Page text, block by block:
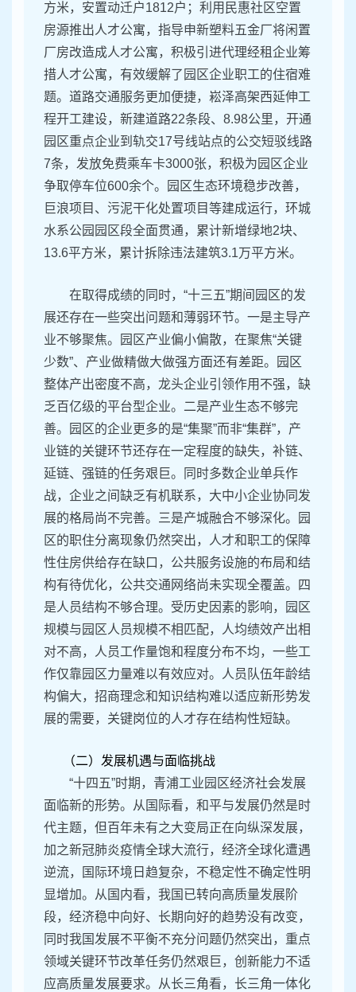
方米，安置动迁户1812户；利用民惠社区空置
房源推出人才公寓，指导申新塑料五金厂将闲置
厂房改造成人才公寓，积极引进代理经租企业筹
措人才公寓，有效缓解了园区企业职工的住宿难
题。道路交通服务更加便捷，崧泽高架西延伸工
程开工建设，新建道路22条段、8.98公里，开通
园区重点企业到轨交17号线站点的公交短驳线路
7条，发放免费乘车卡3000张，积极为园区企业
争取停车位600余个。园区生态环境稳步改善，
巨浪项目、污泥干化处置项目等建成运行，环城
水系公园园区段全面贯通，累计新增绿地2块、
13.6平方米，累计拆除违法建筑3.1万平方米。
在取得成绩的同时，“十三五”期间园区的发
展还存在一些突出问题和薄弱环节。一是主导产
业不够聚焦。园区产业偏小偏散，在聚焦“关键
少数”、产业做精做大做强方面还有差距。园区
整体产出密度不高，龙头企业引领作用不强，缺
乏百亿级的平台型企业。二是产业生态不够完
善。园区的企业更多的是“集聚”而非“集群”，产
业链的关键环节还存在一定程度的缺失，补链、
延链、强链的任务艰巨。同时多数企业单兵作
战，企业之间缺乏有机联系，大中小企业协同发
展的格局尚不完善。三是产城融合不够深化。园
区的职住分离现象仍然突出，人才和职工的保障
性住房供给存在缺口，公共服务设施的布局和结
构有待优化，公共交通网络尚未实现全覆盖。四
是人员结构不够合理。受历史因素的影响，园区
规模与园区人员规模不相匹配，人均绩效产出相
对不高，人员工作量饱和程度分布不均，一些工
作仅靠园区力量难以有效应对。人员队伍年龄结
构偏大，招商理念和知识结构难以适应新形势发
展的需要，关键岗位的人才存在结构性短缺。
（二）发展机遇与面临挑战
“十四五”时期，青浦工业园区经济社会发展
面临新的形势。从国际看，和平与发展仍然是时
代主题，但百年未有之大变局正在向纵深发展，
加之新冠肺炎疫情全球大流行，经济全球化遭遇
逆流，国际环境日趋复杂，不稳定性不确定性明
显增加。从国内看，我国已转向高质量发展阶
段，经济稳中向好、长期向好的趋势没有改变，
同时我国发展不平衡不充分问题仍然突出，重点
领域关键环节改革任务仍然艰巨，创新能力不适
应高质量发展要求。从长三角看，长三角一体化